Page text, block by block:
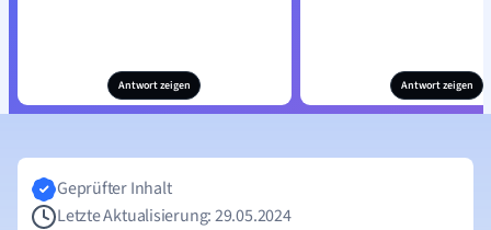
Antwort zeigen Antwort zeigen
Geprüfter Inhalt
Letzte Aktualisierung: 29.05.2024